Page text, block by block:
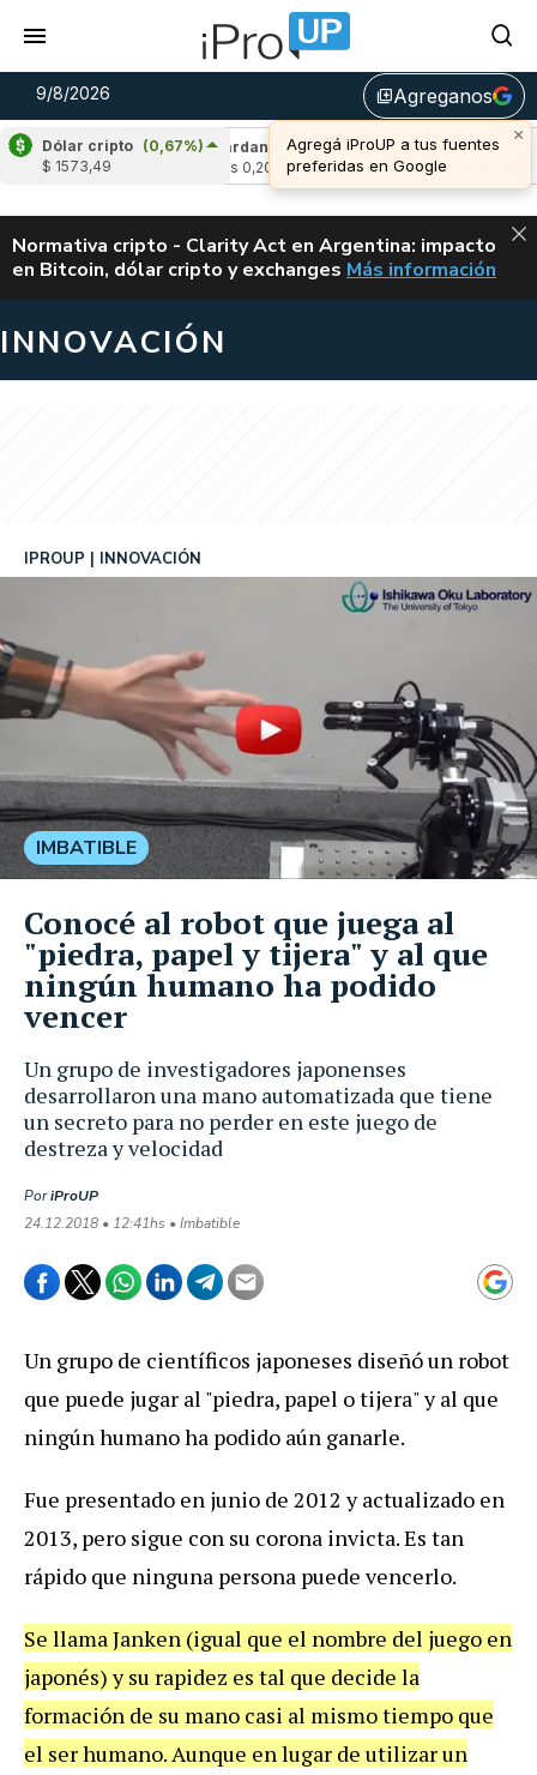
9/8/2026 library_addAgreganos
×
Agregá iProUP a tus fuentes
preferidas en Google
Dólar cripto (0,67%)
$ 1573,49
(0,06%)
Cardano
(-1,62%)
u$s 0,20
Avalanche
u$s 6,48
ALERTA
Normativa cripto - Clarity Act en Argentina: impacto
en Bitcoin, dólar cripto y exchanges CLARITY ACT EN
Más información
INNOVACIÓN
Un grupo de investigadores japonenses
desarrollaron una mano automatizada que tiene
un secreto para no perder en este juego de
destreza y velocidad
IPROUP INNOVACIÓN
PoriProUP
24.12.2018 • 12:41hs • Imbatible
IMBATIBLE
Conocé al robot que juega al
"piedra, papel y tijera" y al que
ningún humano ha podido
vencer
Un grupo de científicos japoneses diseñó un robot
que puede jugar al "piedra, papel o tijera" y al que
ningún humano ha podido aún ganarle.
Fue presentado en junio de 2012 y actualizado en
2013, pero sigue con su corona invicta. Es tan
rápido que ninguna persona puede vencerlo.
Se llama Janken (igual que el nombre del juego en
japonés) y su rapidez es tal que decide la
formación de su mano casi al mismo tiempo que
el ser humano. Aunque en lugar de utilizar un